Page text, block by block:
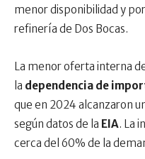
menor disponibilidad y
refinería de Dos Bocas.
La menor oferta interna
la dependencia de
que en 2024 alcanzaron
según datos de la EIA. La
cerca del 60% de la